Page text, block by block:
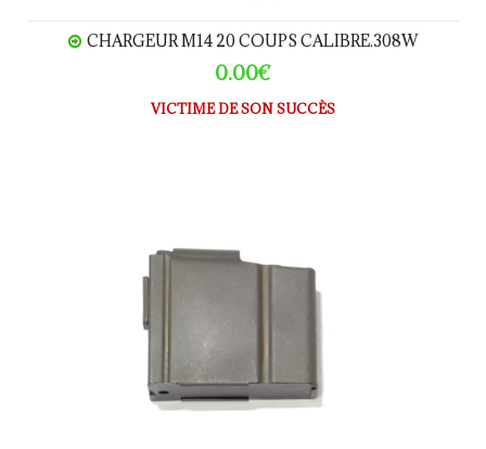
CHARGEUR M14 20 COUPS CALIBRE.308W
0.00€
VICTIME DE SON SUCCÈS